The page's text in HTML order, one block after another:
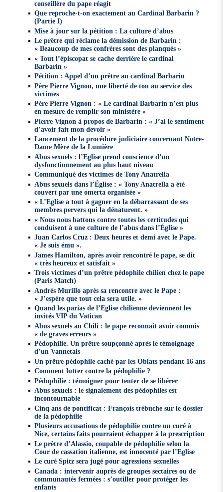
conseillère du pape réagit
Que reproche-t-on exactement au Cardinal Barbarin ?
(Partie I)
Mise à jour sur la pétition : La culture d’abus
Le prêtre qui réclame la démission de Barbarin :
« Beaucoup de mes confrères sont des planqués »
« Tout l’épiscopat se cache derrière le cardinal
Barbarin »
Pétition : Appel d’un prêtre au cardinal Barbarin
Père Pierre Vignon, une liberté de ton au service des
victimes
Père Pierre Vignon : « Le cardinal Barbarin n’est plus
en mesure de remplir son ministère »
Pierre Vignon à propos de Barbarin : « J’ai le sentiment
d’avoir fait mon devoir »
Lancement de la procédure judiciaire concernant Notre-
Dame Mère de la Lumière
Abus sexuels : l’Eglise prend conscience d’un
dysfonctionnement au plus haut niveau
Communiqué des victimes de Tony Anatrella
Abus sexuels dans l’Église : « Tony Anatrella a été
couvert par une omerta organisée »
« L’Eglise a tout à gagner en la débarrassant de ses
membres pervers qui la dénaturent. »
« Nous nous battons contre toutes les certitudes qui
conduisent à une culture de l’abus dans l’Église »
Juan Carlos Cruz : Deux heures et demi avec le Pape.
« Je suis ému ».
James Hamilton, après avoir rencontré le pape, se dit
« très heureux et satisfait »
Trois victimes d’un prêtre pédophile chilien chez le pape
(Paris Match)
Andrés Murillo après sa rencontre avec le Pape :
« J’espère que tout cela sera utile. »
Quand les parias de l’Eglise chilienne deviennent les
invités VIP du Vatican
Abus sexuels au Chili : le pape reconnaît avoir commis
« de graves erreurs »
Pédophilie. Un prêtre soupçonné après le témoignage
d’un Vannetais
Un prêtre pédophile caché par les Oblats pendant 16 ans
Comment lutter contre la pédophilie ?
Pédophilie : témoigner pour tenter de se libérer
Abus sexuels : le signalement des pédophiles est
incontournable
Cinq ans de pontificat : François trébuche sur le dossier
de la pédophilie
Plusieurs accusations de pédophilie contre un curé à
Nice, certains faits pourraient échapper à la prescription
Le prêtre d’Alassio, coupable de pédophilie selon la
Cour de cassation italienne, est innocenté par l’Eglise
Le curé Spitz sera jugé pour agressions sexuelles
Canada : intervenir auprès de groupes sectaires ou de
communautés fermées : s’outiller pour protéger les
enfants